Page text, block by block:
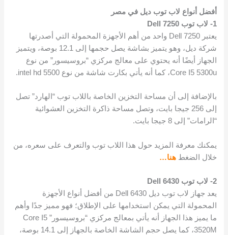
أفضل أنواع لاب توب ديل في مصر
1- لاب توب Dell 7250
يعتبر Dell 7250 واحد من أهم الأجهزة المحمولة التي أصدرتها
شركة ديل، وهو يتميز بشاشة يصل حجمها إلى 12.1 بوصة، ويتميز
الجهاز أيضًا أنه يحتوي على معالج مركزي “بروسيسور” من نوع
Core I5 5300u، كما أنه يأتي بكارت شاشة من نوع intel hd 5500.
بالإضافة إلى أن مساحة التخزين الخاصة باللاب توب “الهارد” تصل
إلى 256 جيجا بايت، وتصل مساحة ذاكرة التخزين العشوائية
“الرامات” إلى 8 جيجا بايت.
يمكنك معرفة المزيد حول هذا اللاب توب والتعرف على سعره، من
خلال الضغطهنا…
2- لاب توب Dell 6430
يعد جهاز لاب توب ديل Dell 6430 من أفضل أنواع الأجهزة
المحمولة التي يمكن استخدامها على الإطلاق؛ فهو مميز جدًا وأهم
ما يميز هذا الجهاز أنه يأتي بمعالج مركزي “بروسيسور” Core I5
3520M، كما يصل حجم الشاشة الخاصة بالجهاز إلى 14.1 بوصة،